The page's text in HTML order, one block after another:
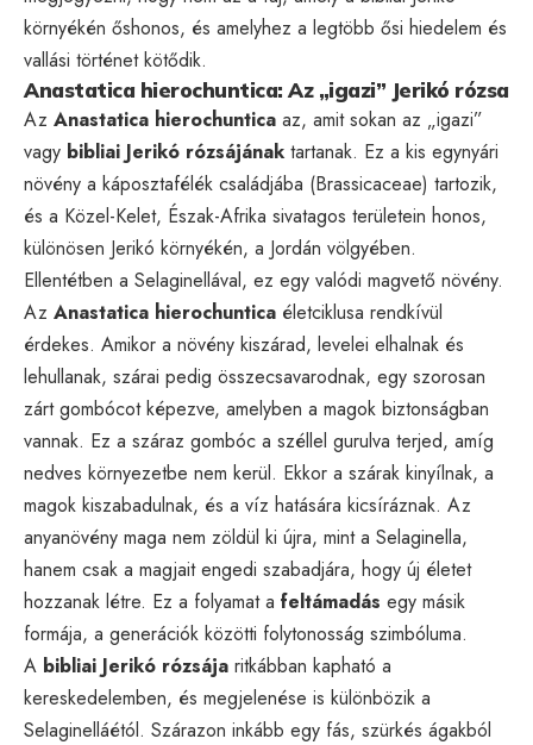
környékén őshonos, és amelyhez a legtöbb ősi hiedelem és
vallási történet kötődik.
Anastatica hierochuntica: Az „igazi” Jerikó rózsa
Az Anastatica hierochuntica az, amit sokan az „igazi”
vagy bibliai Jerikó rózsájának tartanak. Ez a kis egynyári
növény a káposztafélék családjába (Brassicaceae) tartozik,
és a Közel-Kelet, Észak-Afrika sivatagos területein honos,
különösen Jerikó környékén, a Jordán völgyében.
Ellentétben a Selaginellával, ez egy valódi magvető növény.
Az Anastatica hierochuntica életciklusa rendkívül
érdekes. Amikor a növény kiszárad, levelei elhalnak és
lehullanak, szárai pedig összecsavarodnak, egy szorosan
zárt gombócot képezve, amelyben a magok biztonságban
vannak. Ez a száraz gombóc a széllel gurulva terjed, amíg
nedves környezetbe nem kerül. Ekkor a szárak kinyílnak, a
magok kiszabadulnak, és a víz hatására kicsíráznak. Az
anyanövény maga nem zöldül ki újra, mint a Selaginella,
hanem csak a magjait engedi szabadjára, hogy új életet
hozzanak létre. Ez a folyamat a feltámadás egy másik
formája, a generációk közötti folytonosság szimbóluma.
A bibliai Jerikó rózsája ritkábban kapható a
kereskedelemben, és megjelenése is különbözik a
Selaginelláétól. Szárazon inkább egy fás, szürkés ágakból